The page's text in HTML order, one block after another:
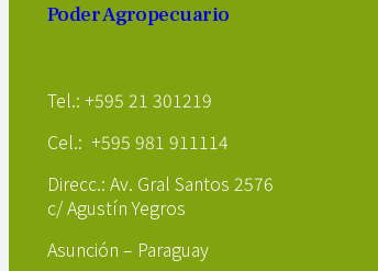
Poder Agropecuario
Tel.: +595 21 301219
Cel.: +595 981 911114
Direcc.: Av. Gral Santos 2576
c/ Agustín Yegros
Asunción – Paraguay